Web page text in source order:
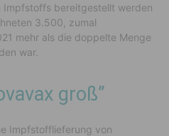
Impfstoffs bereitgestellt werden
3.500, zumal
mehr als die doppelte Menge
war.
groß”
Impfstofflieferung von